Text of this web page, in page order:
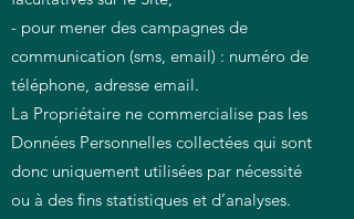
- pour mener des campagnes de
communication (sms, email) : numéro de
téléphone, adresse email.
La Propriétaire ne commercialise pas les
Données Personnelles collectées qui sont
donc uniquement utilisées par nécessité
ou à des fins statistiques et d’analyses.